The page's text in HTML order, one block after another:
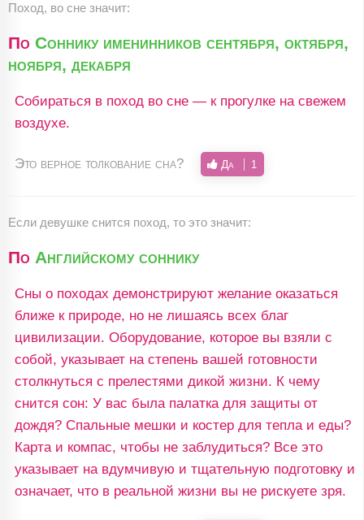
Поход, во сне значит:
По Соннику именинников сентября, октября,
ноября, декабря
Собираться в поход во сне — к прогулке на свежем
воздухе.
Это верное толкование сна? Да 1
Если девушке снится поход, то это значит:
По Английскому соннику
Сны о походах демонстрируют желание оказаться
ближе к природе, но не лишаясь всех благ
цивилизации. Оборудование, которое вы взяли с
собой, указывает на степень вашей готовности
столкнуться с прелестями дикой жизни. К чему
снится сон: У вас была палатка для защиты от
дождя? Спальные мешки и костер для тепла и еды?
Карта и компас, чтобы не заблудиться? Все это
указывает на вдумчивую и тщательную подготовку и
означает, что в реальной жизни вы не рискуете зря.